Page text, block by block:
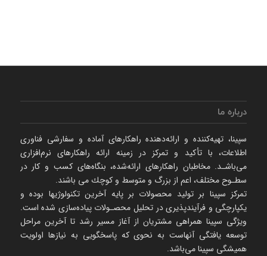
درباره ما
سپینا، تهیه‌كننده و ارائه‌‌دهنده راهكارهای آماده و سفارشی فناوری
اطلاعات، با تأكید و تمركز در زمینه ارائه راهکارهای نرم‌‌افزاری
می‌باشـد. مخاطبان راهكارهای ارائه‌شده، بنگاه‌های كسب و كار در
سطـوح مختلف، اعم از بزرگ و متوسط و كوچك می‌ باشند.
تمرکز سپینا بر تولید محصولات بر پایه آخرین تکنولوژیها بوده و
یکپارچگی و فرآیندپذیری در تحلیل محصـولات پیاده‌سازی شده است.
ویژگی سپینا همراهی مشتریان از آغاز مسیر رشد تا آخرین مراحل
توسعه یافتگی آنهاست به نحوی که پاسخگویی به نیازها اولویت
همیشگی سپینا می‌باشد.